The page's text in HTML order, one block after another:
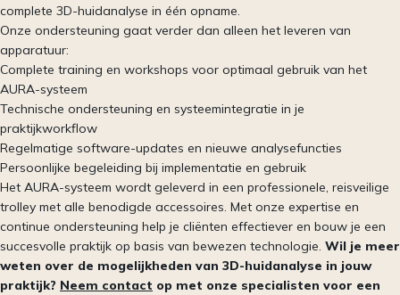
complete 3D-huidanalyse in één opname.
Onze ondersteuning gaat verder dan alleen het leveren van
apparatuur:
Complete training en workshops voor optimaal gebruik van het
AURA-systeem
Technische ondersteuning en systeemintegratie in je
praktijkworkflow
Regelmatige software-updates en nieuwe analysefuncties
Persoonlijke begeleiding bij implementatie en gebruik
Het AURA-systeem wordt geleverd in een professionele, reisveilige
trolley met alle benodigde accessoires. Met onze expertise en
continue ondersteuning help je cliënten effectiever en bouw je een
succesvolle praktijk op basis van bewezen technologie. Wil je meer
weten over de mogelijkheden van 3D-huidanalyse in jouw
praktijk? Neem contact op met onze specialisten voor een